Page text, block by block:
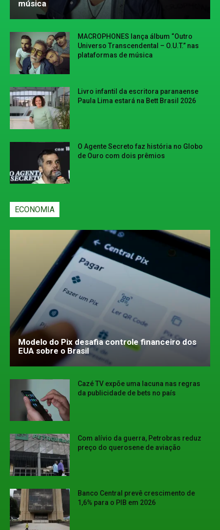
música
MACROPHONES lança álbum “Outro
Universo Transcendental – O.U.T.” nas
plataformas de música
Livro infantil da escritora paranaense
Paula Lima estará na Bett Brasil 2026
O Agente Secreto faz história no Globo
de Ouro com dois prêmios
ECONOMIA
Modelo do Pix desafia controle financeiro dos
EUA sobre o Brasil
Cazé TV expõe uma lacuna nas regras
da publicidade de bets no país
Com alívio da guerra, Petrobras reduz
preço do querosene de aviação
Banco Central prevê crescimento de
1,6% para o PIB em 2026